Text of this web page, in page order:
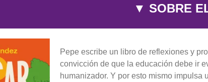
▼ SOBRE
Pepe escribe un libro de reflexiones y
convicción de que la educación debe ir
humanizador. Y por esto mismo